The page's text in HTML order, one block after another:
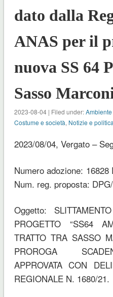
dato dalla
ANAS per il
nuova SS 64
Sasso
2023-08-04 | Filed under:
Costume e società, Notizie e politica
2023/08/04, Vergato –
Numero adozione:
Num. reg. proposta:
Oggetto:
PROGETTO “SS64
TRATTO TRA SASSO
PROROGA
APPROVATA CON
REGIONALE N. 1680/21.